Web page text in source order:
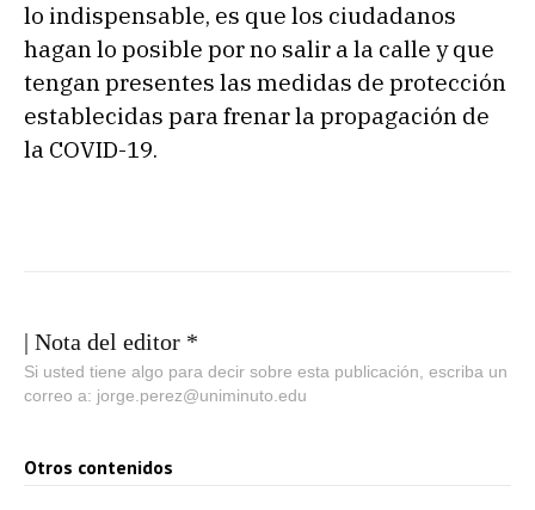
lo indispensable, es que los ciudadanos
hagan lo posible por no salir a la calle y que
tengan presentes las medidas de protección
establecidas para frenar la propagación de
la COVID-19.
| Nota del editor *
Si usted tiene algo para decir sobre esta publicación, escriba un
correo a: jorge.perez@uniminuto.edu
Otros contenidos